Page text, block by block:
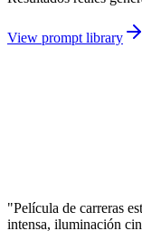
View prompt library
"Película de carreras
intensa, iluminación